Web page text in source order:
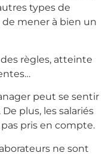
types de
de mener à bien un
règles, atteinte
peut se sentir
plus, les salariés
pris en compte.
ne sont